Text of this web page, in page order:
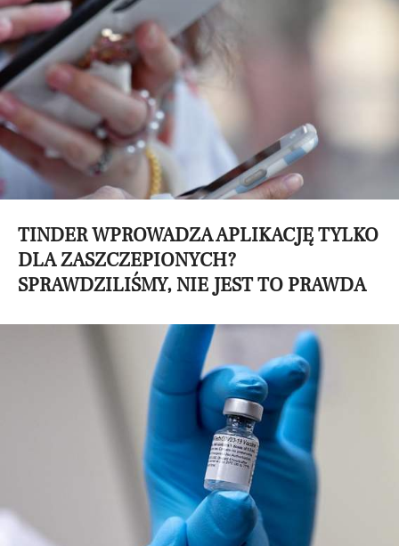
TINDER WPROWADZA APLIKACJĘ TYLKO
DLA ZASZCZEPIONYCH?
SPRAWDZILIŚMY, NIE JEST TO PRAWDA